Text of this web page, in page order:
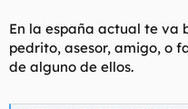
En la españa actual te va
pedrito, asesor, amigo, o
de alguno de ellos.